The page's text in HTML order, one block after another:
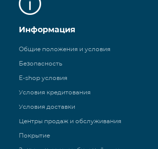
Информация
Общие положения и условия
Безопасность
E-shop условия
Условия кредитования
Условия доставки
Центры продаж и обслуживания
Покрытие